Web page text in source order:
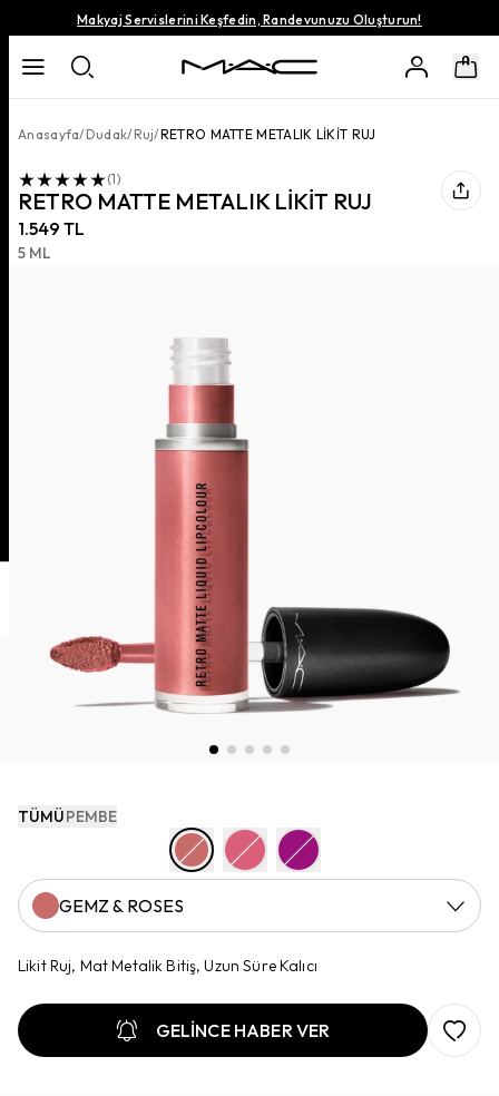
Makyaj Servislerini Keşfedin, Randevunuzu Oluşturun!
Anasayfa/Dudak/Ruj/RETRO MATTE METALIK LİKİT RUJ
(1)
RETRO MATTE METALIK LİKİT RUJ
1.549 TL
5 ML
TÜMÜPEMBE
GEMZ & ROSES
Likit Ruj, Mat Metalik Bitiş, Uzun Süre Kalıcı
GELİNCE HABER VER